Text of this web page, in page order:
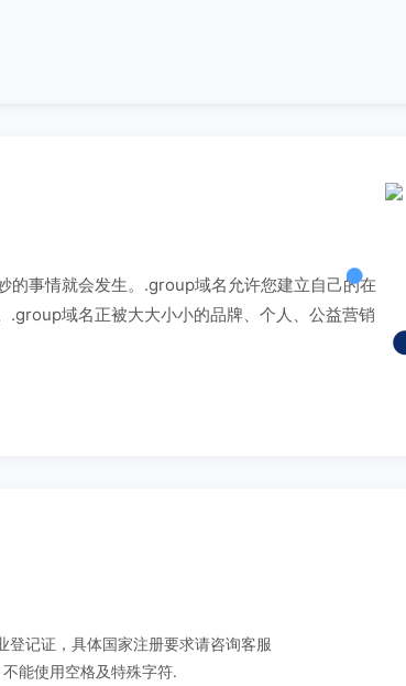
的事情就会发生。.group域名允许您建立自己的在
.group域名正被大大小小的品牌、个人、公益营销
记证，具体国家注册要求请咨询客服
能使用空格及特殊字符.